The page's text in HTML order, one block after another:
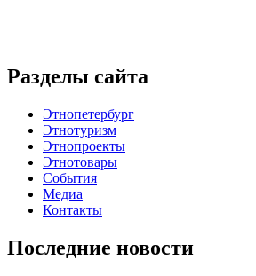
Разделы сайта
Этнопетербург
Этнотуризм
Этнопроекты
Этнотовары
События
Медиа
Контакты
Последние новости